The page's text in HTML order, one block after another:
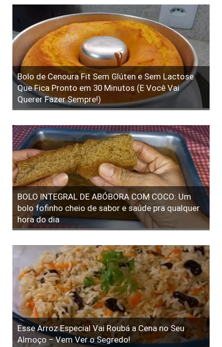
Bolo de Cenoura Fit Sem Glúten e Sem Lactose
Que Fica Pronto em 30 Minutos (E Você Vai
Querer Fazer Sempre!)
BOLO INTEGRAL DE ABÓBORA COM COCO: Um
bolo fofinho cheio de sabor e saúde pra qualquer
hora do dia
Esse Arroz Especial Vai Roubá a Cena no Seu
Almoço – Vem Ver o Segredo!